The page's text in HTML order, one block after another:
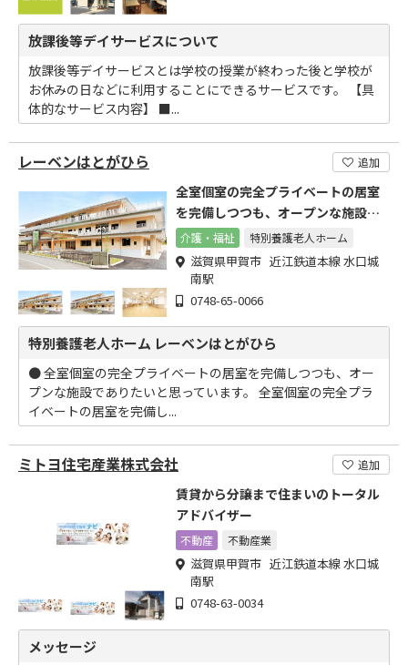
放課後等デイサービスについて
放課後等デイサービスとは学校の授業が終わった後と学校が
お休みの日などに利用することにできるサービスです。 【具
体的なサービス内容】 ■...
レーベンはとがひら 追加
全室個室の完全プライベートの居室
を完備しつつも、オープンな施設で
ありたいと思っています。
介護・福祉 特別養護老人ホーム
滋賀県甲賀市 近江鉄道本線 水口城
南駅
0748-65-0066
特別養護老人ホーム レーベンはとがひら
● 全室個室の完全プライベートの居室を完備しつつも、オー
プンな施設でありたいと思っています。 全室個室の完全プラ
イベートの居室を完備し...
ミトヨ住宅産業株式会社 追加
賃貸から分譲まで住まいのトータル
アドバイザー
不動産 不動産業
滋賀県甲賀市 近江鉄道本線 水口城
南駅
0748-63-0034
メッセージ